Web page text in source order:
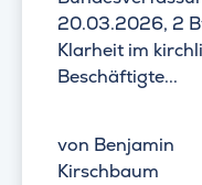
20.03.2026, 2
Klarheit im
Beschäftigte...
von Benjamin
Kirschbaum